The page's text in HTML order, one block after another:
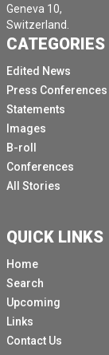
أرى ذلك
أنت أنت صامت
جزيلا لك على
ثلاثة أشهر من
من ضيق في
Geneva 10,
Switzerland.
CATEGORIES
Edited News
Press Conferences
Statements
Images
B-roll
Conferences
All Stories
QUICK LINKS
Home
Search
Upcoming
Links
Contact Us